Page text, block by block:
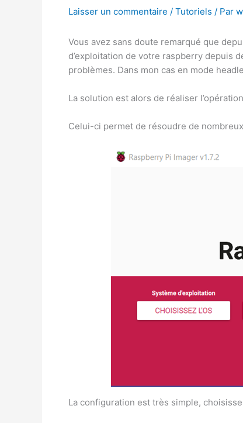
Laisser un commentaire / Tutoriels / Par
Vous avez sans doute remarqué que
d’exploitation de votre raspberry depuis
problèmes. Dans mon cas en mode
La solution est alors de réaliser
Celui-ci permet de résoudre de
La configuration est très simple,